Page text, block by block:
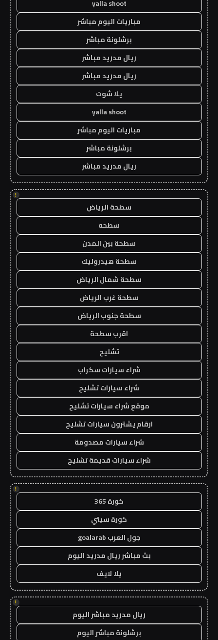
yalla shoot
مباريات اليوم مباشر
برشلونة مباشر
ريال مدريد مباشر
ريال مدريد مباشر
يلا شوت
yalla shoot
مباريات اليوم مباشر
برشلونة مباشر
ريال مدريد مباشر
!
سطحة الرياض
سطحه
سطحة بين المدن
سطحة هيدروليك
سطحة شمال الرياض
سطحة غرب الرياض
سطحة جنوب الرياض
اقرب سطحة
تشليح
شراء سيارات سكراب
شراء سيارات تشليح
موقع شراء سيارات تشليح
ارقام يشترون سيارات تشليح
شراء سيارات مصدومة
شراء سيارات قديمة تشليح
!
كورة 365
كورة سيتي
جول العرب goalarab
بث مباشر ريال مدريد اليوم
يلا لايف
!
ريال مدريد مباشر اليوم
برشلونة مباشر اليوم